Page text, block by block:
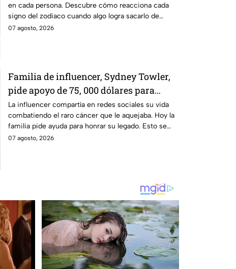
en cada persona. Descubre cómo reacciona cada
signo del zodiaco cuando algo logra sacarlo de
quicio.
07 agosto, 2026
Familia de influencer, Sydney Towler,
pide apoyo de 75, 000 dólares para
honrar su memoria
La influencer compartía en redes sociales su vida
combatiendo el raro cáncer que le aquejaba. Hoy la
familia pide ayuda para honrar su legado. Esto se
sabe.
07 agosto, 2026